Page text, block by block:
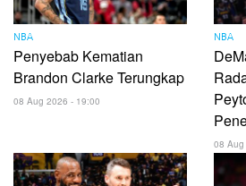
NBA
Penyebab Kematian
Brandon Clarke Terungkap
08 Aug 2026 - 19:00
NBA
08